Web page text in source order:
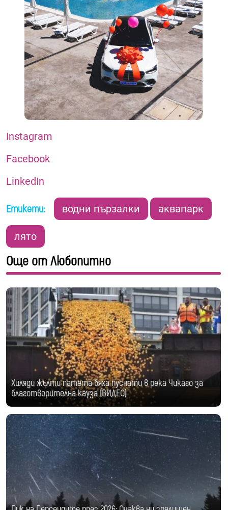
Instagram
Facebook
LinkedIn
Етикети: водни пързалки аквапарк
лято
Още от Любопитно
Хиляди жълти патета бяха пуснати в река Чикаго за
благотворителна кауза (ВИДЕО)